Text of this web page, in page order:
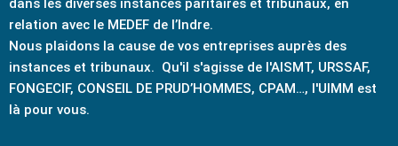
dans les diverses instances paritaires et tribunaux, en
relation avec le MEDEF de l’Indre.
Nous plaidons la cause de vos entreprises auprès des
instances et tribunaux. Qu'il s'agisse de l'AISMT, URSSAF,
FONGECIF, CONSEIL DE PRUD’HOMMES, CPAM…, l'UIMM est
là pour vous.